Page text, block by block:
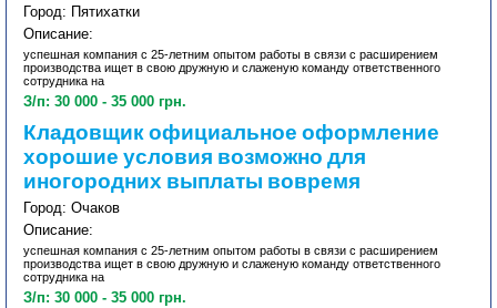
Город: Пятихатки
Описание:
успешная компания с 25-летним опытом работы в связи с расширением
производства ищет в свою дружную и слаженую команду ответственного
сотрудника на
З/п: 30 000 - 35 000 грн.
Кладовщик официальное оформление
хорошие условия возможно для
иногородних выплаты вовремя
Город: Очаков
Описание:
успешная компания с 25-летним опытом работы в связи с расширением
производства ищет в свою дружную и слаженую команду ответственного
сотрудника на
З/п: 30 000 - 35 000 грн.